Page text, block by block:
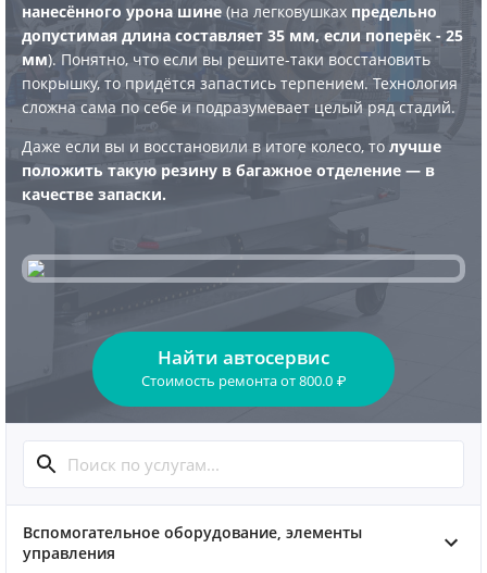
нанесённого урона шине (на легковушках предельно
допустимая длина составляет 35 мм, если поперёк - 25
мм). Понятно, что если вы решите-таки восстановить
покрышку, то придётся запастись терпением. Технология
сложна сама по себе и подразумевает целый ряд стадий.
Даже если вы и восстановили в итоге колесо, то лучше
положить такую резину в багажное отделение — в
качестве запаски.
Найти автосервис
Стоимость ремонтаот800.0 ₽
Вспомогательное оборудование, элементы
управления